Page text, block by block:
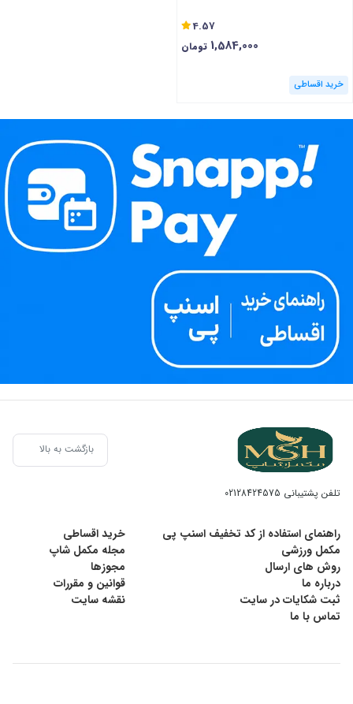
4.57
1,584,000 تومان
خرید اقساطی
بازگشت به بالا
تلفن پشتیبانی 02128424575
راهنمای استفاده از کد تخفیف اسنپ پی
خرید اقساطی
مکمل ورزشی
مجله مکمل شاپ
روش های ارسال
مجوزها
درباره ما
قوانین و مقررات
ثبت شکایات در سایت
نقشه سایت
تماس با ما